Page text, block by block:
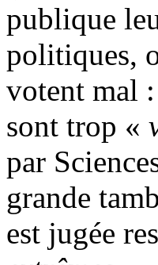
publique
politiques,
votent mal :
sont trop «
par
grande
est jugée